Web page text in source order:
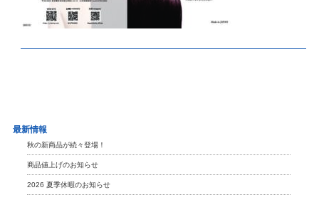
最新情報
秋の新商品が続々登場！
商品値上げのお知らせ
2026 夏季休暇のお知らせ